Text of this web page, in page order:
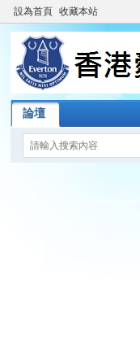
設為首頁 收藏本站
論壇